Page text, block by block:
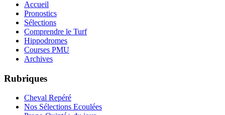
Accueil
Pronostics
Sélections
Comprendre le Turf
Hippodromes
Courses PMU
Archives
Rubriques
Cheval Repéré
Nos Sélections Ecoulées